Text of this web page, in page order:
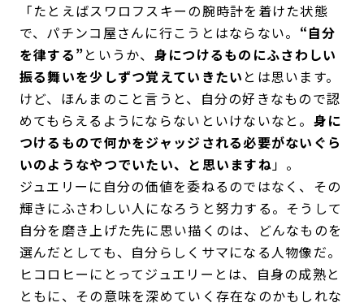
「たとえばスワロフスキーの腕時計を着けた状態
で、パチンコ屋さんに行こうとはならない。 “自分
を律する”というか、 身につけるものにふさわしい
振る舞いを少しずつ覚えていきたい とは思います。
けど、ほんまのこと言うと、自分の好きなもので認
めてもらえるようにならないといけないなと。 身に
つけるもので何かをジャッジされる必要がないぐら
いのようなやつでいたい、と思いますね」。
ジュエリーに自分の価値を委ねるのではなく、その
輝きにふさわしい人になろうと努力する。そうして
自分を磨き上げた先に思い描くのは、どんなものを
選んだとしても、自分らしくサマになる人物像だ。
ヒコロヒーにとってジュエリーとは、自身の成熟と
ともに、その意味を深めていく存在なのかもしれな